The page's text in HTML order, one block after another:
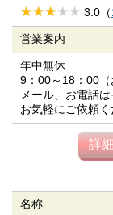
3.0（
営業案内
年中無休
9：00～18：00（
メール、お電話
お気軽にご依頼く
詳
名称